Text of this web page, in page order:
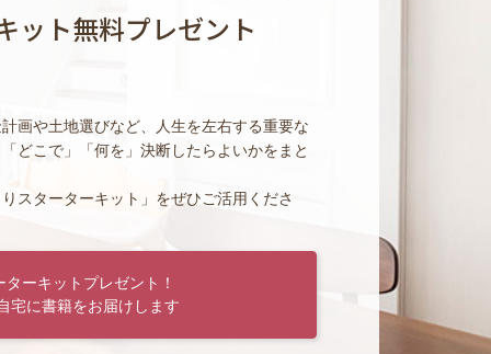
ット無料プレゼント
画や土地選びなど、人生を左右する重要な
どこで」「何を」決断したらよいかをまと
スターターキット」をぜひご活用くださ
ーキットプレゼント！
宅に書籍をお届けします